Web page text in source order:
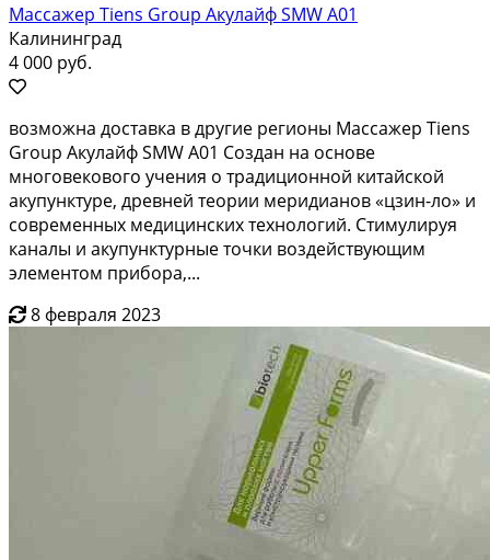
Массажер Tiens Group Акулайф SMW A01
Калининград
4 000 руб.
возможна доставка в другие регионы Массажер Tiens
Group Акулайф SMW A01 Создан на основе
многовекового учения о традиционной китайской
акупунктуре, древней теории меридианов «цзин-ло» и
современных медицинских технологий. Стимулируя
каналы и акупунктурные точки воздействующим
элементом прибора,...
8 февраля 2023